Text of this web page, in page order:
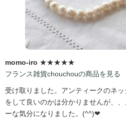
momo-iro ★★★★★
フランス雑貨chouchouの商品を見る
受け取りました。アンティークのネ
をして良いのかは分かりませんが、
ーな気分になりました。(^^)❤